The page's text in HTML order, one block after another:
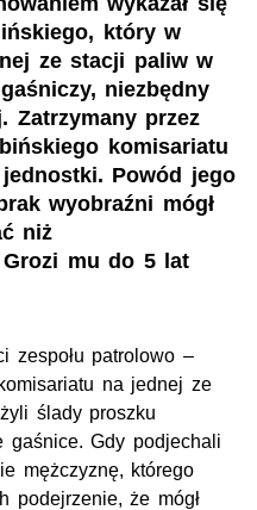
który w
ze stacji paliw w
niezbędny
Zatrzymany przez
komisariatu
Powód jego
wyobraźni mógł
niż
mu do 5 lat
zespołu patrolowo –
na jednej ze
ślady proszku
gaśnice. Gdy podjechali
mężczyznę, którego
podejrzenie, że mógł